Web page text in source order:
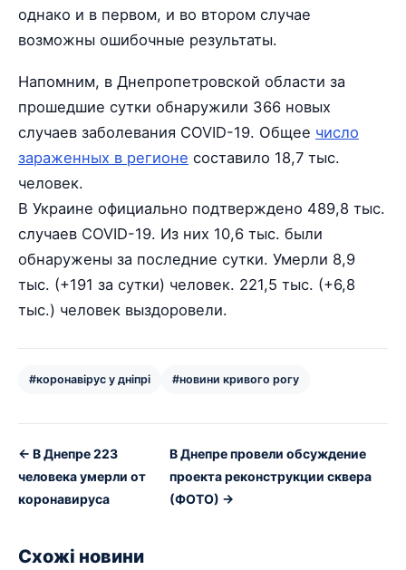
однако и в первом, и во втором случае
возможны ошибочные результаты.
Напомним, в Днепропетровской области за
прошедшие сутки обнаружили 366 новых
случаев заболевания COVID-19. Общее число
зараженных в регионе составило 18,7 тыс.
человек.
В Украине официально подтверждено 489,8 тыс.
случаев COVID-19. Из них 10,6 тыс. были
обнаружены за последние сутки. Умерли 8,9
тыс. (+191 за сутки) человек. 221,5 тыс. (+6,8
тыс.) человек выздоровели.
#коронавірус у дніпрі #новини кривого рогу
← В Днепре 223
человека умерли от
коронавируса
В Днепре провели обсуждение
проекта реконструкции сквера
(ФОТО) →
Схожі новини